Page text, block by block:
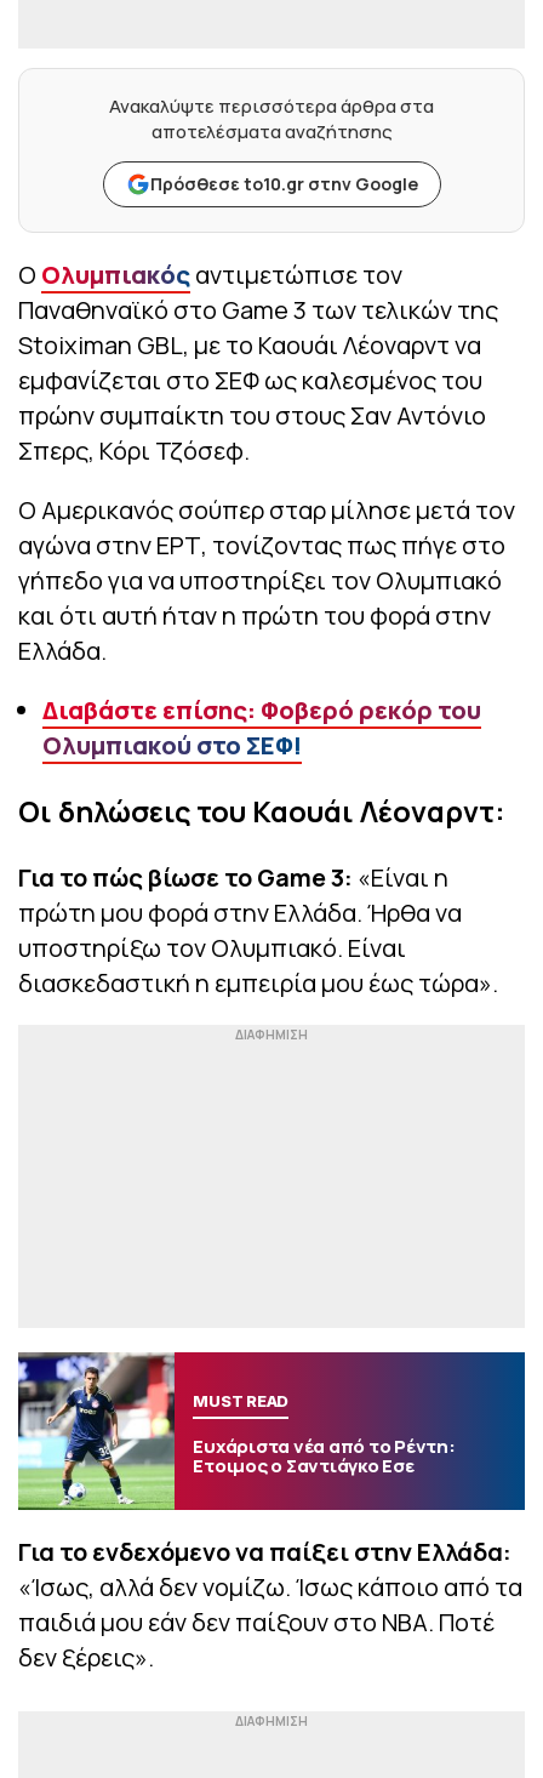
Ανακαλύψτε περισσότερα άρθρα στα
αποτελέσματα αναζήτησης
Πρόσθεσε to10.gr στην Google
Ο Ολυμπιακόςαντιμετώπισε τον
Παναθηναϊκό στο Game 3 των τελικών της
Stoiximan GBL, με το Καουάι Λέοναρντ να
εμφανίζεται στο ΣΕΦ ως καλεσμένος του
πρώην συμπαίκτη του στους Σαν Αντόνιο
Σπερς, Κόρι Τζόσεφ.
Ο Αμερικανός σούπερ σταρ μίλησε μετά τον
αγώνα στην ΕΡΤ, τονίζοντας πως πήγε στο
γήπεδο για να υποστηρίξει τον Ολυμπιακό
και ότι αυτή ήταν η πρώτη του φορά στην
Ελλάδα.
Διαβάστε επίσης: Φοβερό ρεκόρ του
Ολυμπιακού στο ΣΕΦ!
Οι δηλώσεις του Καουάι Λέοναρντ:
Για το πώς βίωσε το Game 3: «Είναι η
πρώτη μου φορά στην Ελλάδα. Ήρθα να
υποστηρίξω τον Ολυμπιακό. Είναι
διασκεδαστική η εμπειρία μου έως τώρα».
MUST READ
Ευχάριστα νέα από το Ρέντη:
Ετοιμος ο Σαντιάγκο Εσε
Για το ενδεχόμενο να παίξει στην Ελλάδα:
«Ίσως, αλλά δεν νομίζω. Ίσως κάποιο από τα
παιδιά μου εάν δεν παίξουν στο ΝΒΑ. Ποτέ
δεν ξέρεις».